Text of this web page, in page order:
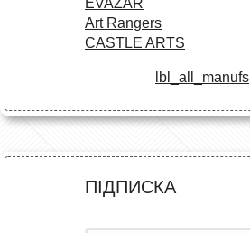
EVAZAR
Art Rangers
CASTLE ARTS
lbl_all_manufs
ПІДПИСКА